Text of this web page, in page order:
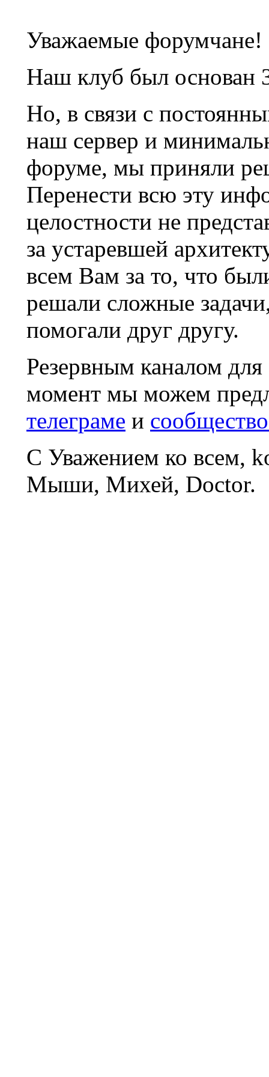
Уважаемые форумчане!
Наш клуб был основан
Но, в связи с
наш сервер и
форуме, мы приняли
Перенести всю эту
целостности не
за устаревшей
всем Вам за то, что
решали сложные
помогали друг другу.
Резервным каналом
момент мы можем
телеграме и
С Уважением ко всем,
Мыши, Михей, Doctor.